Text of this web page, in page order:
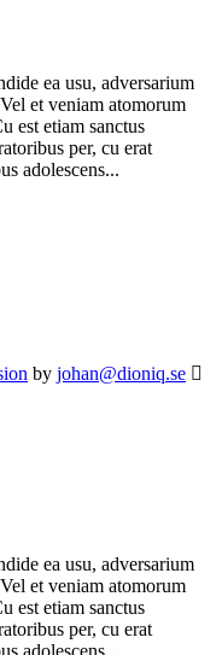
ea usu, adversarium
et veniam atomorum
est etiam sanctus
per, cu erat
adolescens...
by johan@dioniq.se
ea usu, adversarium
et veniam atomorum
est etiam sanctus
per, cu erat
adolescens...